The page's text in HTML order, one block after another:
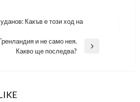
Какъв е този ход на
и не само нея.
Какво ще последва?